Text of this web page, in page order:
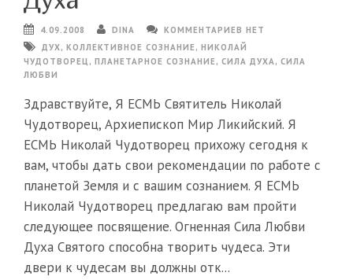
4.09.2008 DINA
КОММЕНТАРИЕВ НЕТ
ДУХ, КОЛЛЕКТИВНОЕ СОЗНАНИЕ, НИКОЛАЙ
ЧУДОТВОРЕЦ , ПЛАНЕТАРНОЕ СОЗНАНИЕ, СИЛА ДУХА, СИЛА
ЛЮБВИ
Здравствуйте, Я ЕСМЬ Святитель Николай
Чудотворец, Архиепископ Мир Ликийский. Я
ЕСМЬ Николай Чудотворец прихожу сегодня к
вам, чтобы дать свои рекомендации по работе с
планетой Земля и с вашим сознанием. Я ЕСМЬ
Николай Чудотворец предлагаю вам пройти
следующее посвящение. Огненная Сила Любви
Духа Святого способна творить чудеса. Эти
двери к чудесам вы должны отк...